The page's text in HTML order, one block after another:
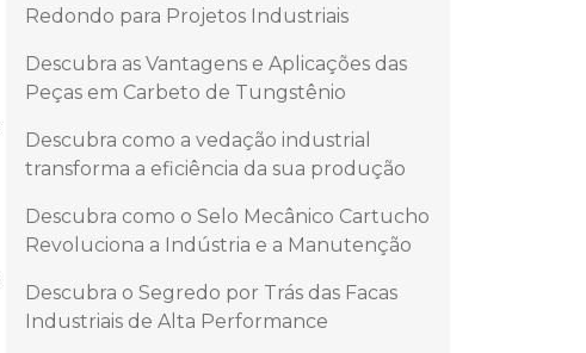
Redondo para Projetos Industriais
Descubra as Vantagens e Aplicações das
Peças em Carbeto de Tungstênio
Descubra como a vedação industrial
transforma a eficiência da sua produção
Descubra como o Selo Mecânico Cartucho
Revoluciona a Indústria e a Manutenção
Descubra o Segredo por Trás das Facas
Industriais de Alta Performance